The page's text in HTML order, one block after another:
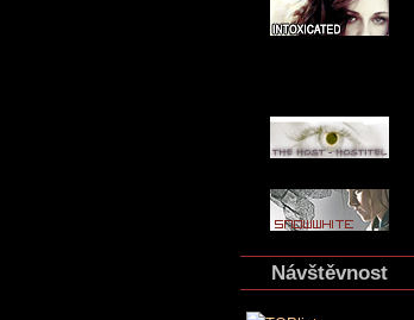
Návštěvnost